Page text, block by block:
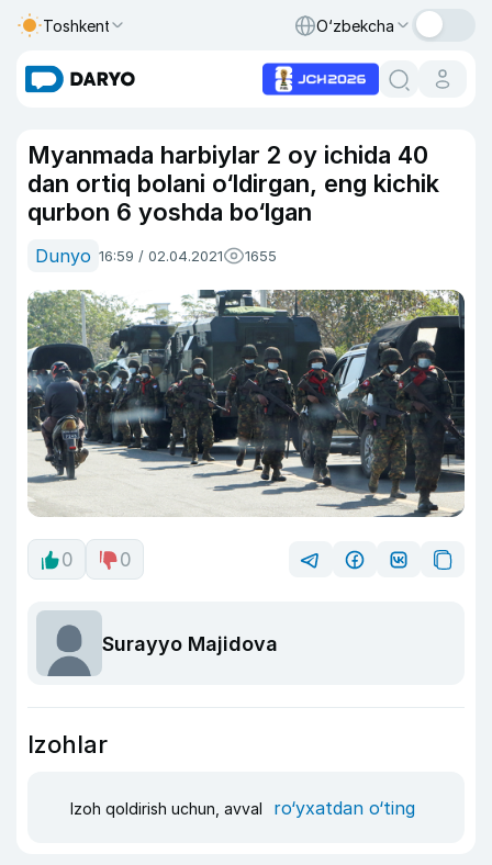
Toshkent O‘zbekcha
Myanmada harbiylar 2 oy ichida 40
dan ortiq bolani o‘ldirgan, eng kichik
qurbon 6 yoshda bo‘lgan
Dunyo 16:59 / 02.04.2021 1655
0 0
Surayyo Majidova
Izohlar
Izoh qoldirish uchun, avval ro‘yxatdan o‘ting